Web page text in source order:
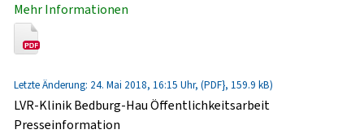
Mehr Informationen
Letzte Änderung: 24. Mai 2018, 16:15 Uhr, (PDF}, 159.9 kB)
LVR-Klinik Bedburg-Hau Öffentlichkeitsarbeit
Presseinformation